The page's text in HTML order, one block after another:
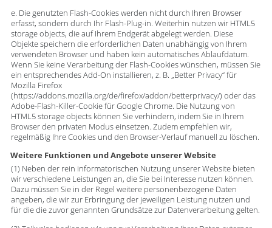
e. Die genutzten Flash-Cookies werden nicht durch Ihren Browser
erfasst, sondern durch Ihr Flash-Plug-in. Weiterhin nutzen wir HTML5
storage objects, die auf Ihrem Endgerät abgelegt werden. Diese
Objekte speichern die erforderlichen Daten unabhängig von Ihrem
verwendeten Browser und haben kein automatisches Ablaufdatum.
Wenn Sie keine Verarbeitung der Flash-Cookies wünschen, müssen Sie
ein entsprechendes Add-On installieren, z. B. „Better Privacy“ für
Mozilla Firefox
(https://addons.mozilla.org/de/firefox/addon/betterprivacy/) oder das
Adobe-Flash-Killer-Cookie für Google Chrome. Die Nutzung von
HTML5 storage objects können Sie verhindern, indem Sie in Ihrem
Browser den privaten Modus einsetzen. Zudem empfehlen wir,
regelmäßig Ihre Cookies und den Browser-Verlauf manuell zu löschen.
Weitere Funktionen und Angebote unserer Website
(1) Neben der rein informatorischen Nutzung unserer Website bieten
wir verschiedene Leistungen an, die Sie bei Interesse nutzen können.
Dazu müssen Sie in der Regel weitere personenbezogene Daten
angeben, die wir zur Erbringung der jeweiligen Leistung nutzen und
für die die zuvor genannten Grundsätze zur Datenverarbeitung gelten.